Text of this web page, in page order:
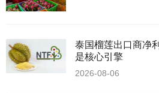
泰国榴莲出口商净
是核心引擎
2026-08-06